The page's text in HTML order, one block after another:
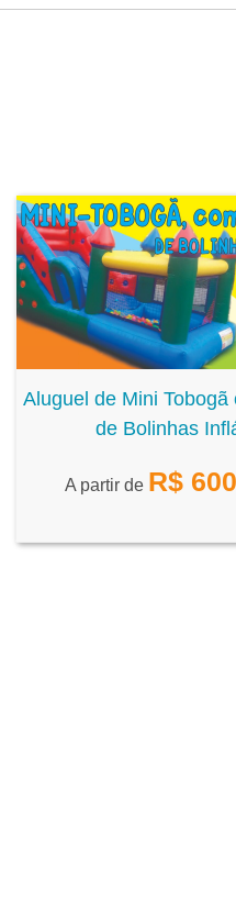
Aluguel de Mini Tobogã
de Bolinhas
A partir de R$